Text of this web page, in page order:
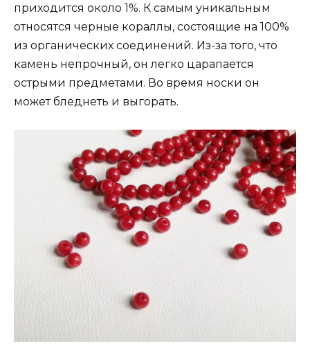
приходится около 1%. К самым уникальным
относятся черные кораллы, состоящие на 100%
из органических соединений. Из-за того, что
камень непрочный, он легко царапается
острыми предметами. Во время носки он
может бледнеть и выгорать.